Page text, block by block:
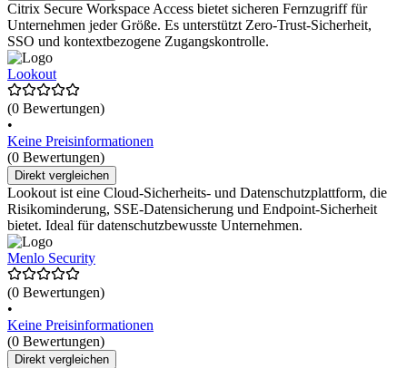
Citrix Secure Workspace Access bietet sicheren Fernzugriff für
Unternehmen jeder Größe. Es unterstützt Zero-Trust-Sicherheit,
SSO und kontextbezogene Zugangskontrolle.
Lookout
(0 Bewertungen)
•
Keine Preisinformationen
(0 Bewertungen)
Direkt vergleichen
Lookout ist eine Cloud-Sicherheits- und Datenschutzplattform, die
Risikominderung, SSE-Datensicherung und Endpoint-Sicherheit
bietet. Ideal für datenschutzbewusste Unternehmen.
Menlo Security
(0 Bewertungen)
•
Keine Preisinformationen
(0 Bewertungen)
Direkt vergleichen